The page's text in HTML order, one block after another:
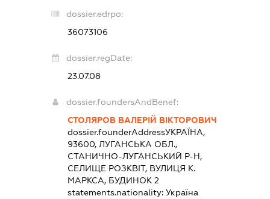
dossier.edrpo:
36073106
dossier.regDate:
23.07.08
dossier.foundersAndBenef:
СТОЛЯРОВ ВАЛЕРІЙ ВІКТОРОВИЧ
dossier.founderAddressУКРАЇНА,
93600, ЛУГАНСЬКА ОБЛ.,
СТАНИЧНО-ЛУГАНСЬКИЙ Р-Н,
СЕЛИЩЕ РОЗКВІТ, ВУЛИЦЯ К.
МАРКСА, БУДИНОК 2
statements.nationality:Україна